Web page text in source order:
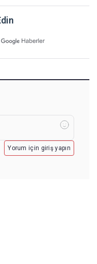
Yorum için giriş yapın